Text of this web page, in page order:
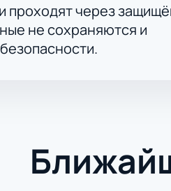
проходят через
не сохраняются и